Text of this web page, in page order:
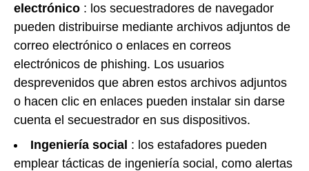
electrónico : los secuestradores de navegador
pueden distribuirse mediante archivos adjuntos de
correo electrónico o enlaces en correos
electrónicos de phishing. Los usuarios
desprevenidos que abren estos archivos adjuntos
o hacen clic en enlaces pueden instalar sin darse
cuenta el secuestrador en sus dispositivos.
Ingeniería social : los estafadores pueden
emplear tácticas de ingeniería social, como alertas